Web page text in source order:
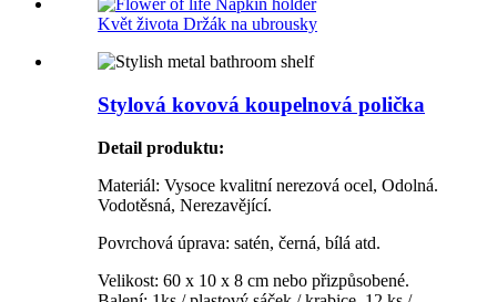
Květ života Držák na ubrousky
Stylová kovová koupelnová polička
Detail produktu:
Materiál: Vysoce kvalitní nerezová ocel, Odolná.
Vodotěsná, Nerezavějící.
Povrchová úprava: satén, černá, bílá atd.
Velikost: 60 x 10 x 8 cm nebo přizpůsobené.